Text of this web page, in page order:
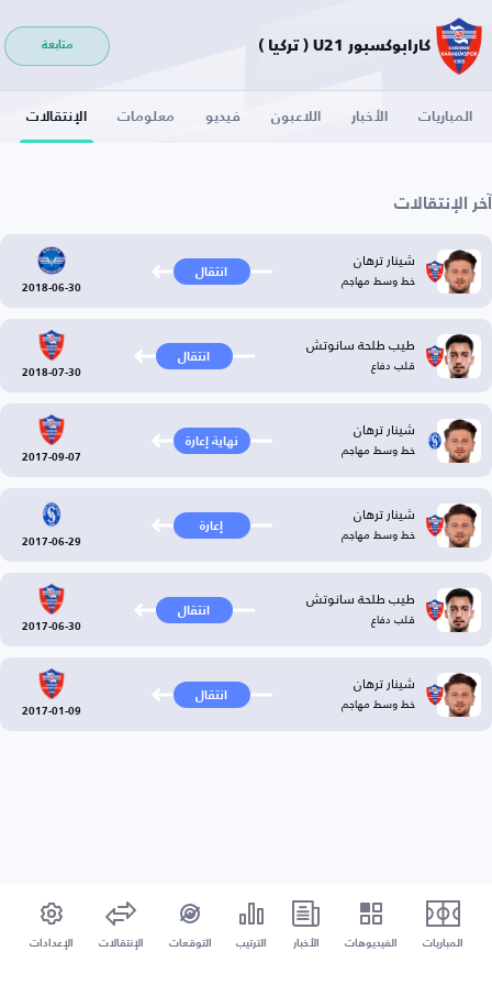
كارابوكسبور U21 ( تركيا ) متابعة
المباريات الأخبار اللاعبون فيديو معلومات الإنتقالات
آخر الإنتقالات
شينار ترهان
خط وسط مهاجم انتقال
2018-06-30
طيب طلحة سانوتش
قلب دفاع انتقال
2018-07-30
شينار ترهان
خط وسط مهاجم نهاية إعارة
2017-09-07
شينار ترهان
خط وسط مهاجم إعارة
2017-06-29
طيب طلحة سانوتش
قلب دفاع انتقال
2017-06-30
شينار ترهان
خط وسط مهاجم انتقال
2017-01-09
المباريات الفيديوهات الأخبار الترتيب التوقعات الإنتقالات الإعدادات